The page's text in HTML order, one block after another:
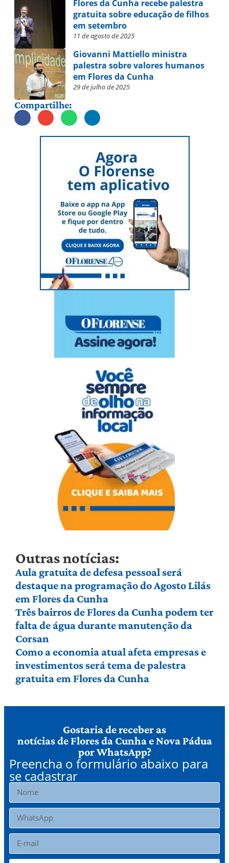
Flores da Cunha recebe palestra
gratuita sobre educação de filhos
em setembro
11 de agosto de 2025
Giovanni Mattiello ministra
palestra sobre valores humanos
em Flores da Cunha
29 de julho de 2025
Compartilhe:
Outras notícias:
Aula gratuita de defesa pessoal será
destaque na programação do Agosto Lilás
em Flores da Cunha
Três bairros de Flores da Cunha podem ter
falta de água durante manutenção da
Corsan
Como a economia atual afeta empresas e
investimentos será tema de palestra
gratuita em Flores da Cunha
Gostaria de receber as
notícias de Flores da Cunha e Nova Pádua
por WhatsApp?
Preencha o formulário abaixo para
se cadastrar